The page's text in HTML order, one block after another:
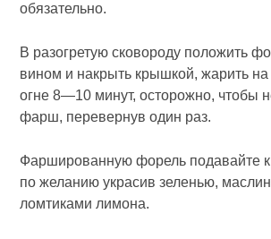
обязательно.
В разогретую сковороду положить
ви­ном и накрыть крышкой, жарить
огне 8—10 минут, осторожно, чтобы
фарш, перевернув один раз.
Фаршированную форель подавайте к
по желанию украсив зеленью,
ломтиками лимона.